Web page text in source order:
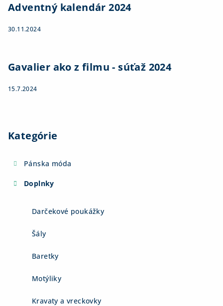
Adventný kalendár 2024
30.11.2024
Gavalier ako z filmu - súťaž 2024
15.7.2024
Kategórie
Pánska móda
Doplnky
Darčekové poukážky
Šály
Baretky
Motýliky
Kravaty a vreckovky